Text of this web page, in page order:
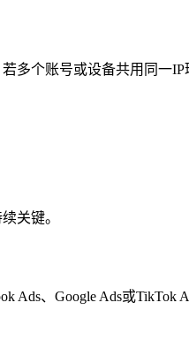
多个账号或设备共用同一
关键。
Ads、Google Ads或